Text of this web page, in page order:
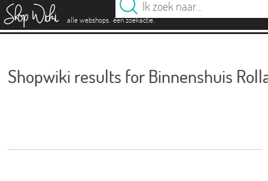
alle webshops. één zoekactie.
Shopwiki results for Binnenshuis